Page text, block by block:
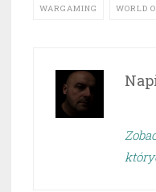
WARGAMING WORLD